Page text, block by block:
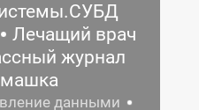
Лечащий врач
журнал
данными